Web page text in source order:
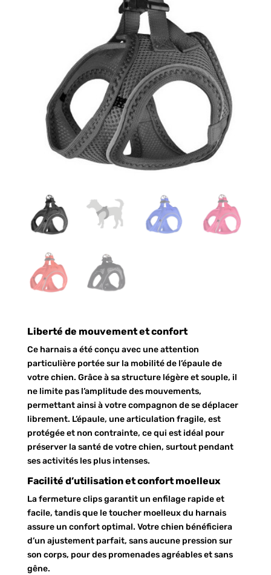
Liberté de mouvement et confort
Ce harnais a été conçu avec une attention
particulière portée sur la mobilité de l’épaule de
votre chien. Grâce à sa structure légère et souple, il
ne limite pas l’amplitude des mouvements,
permettant ainsi à votre compagnon de se déplacer
librement. L’épaule, une articulation fragile, est
protégée et non contrainte, ce qui est idéal pour
préserver la santé de votre chien, surtout pendant
ses activités les plus intenses.
Facilité d’utilisation et confort moelleux
La fermeture clips garantit un enfilage rapide et
facile, tandis que le toucher moelleux du harnais
assure un confort optimal. Votre chien bénéficiera
d’un ajustement parfait, sans aucune pression sur
son corps, pour des promenades agréables et sans
gêne.